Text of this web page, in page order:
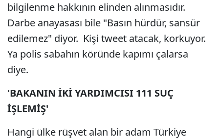
bilgilenme hakkının elinden alınmasıdır.
Darbe anayasası bile "Basın hürdür, sansür
edilemez" diyor. Kişi tweet atacak, korkuyor.
Ya polis sabahın köründe kapımı çalarsa
diye.
'BAKANIN İKİ YARDIMCISI 111 SUÇ
İŞLEMİŞ'
Hangi ülke rüşvet alan bir adam Türkiye